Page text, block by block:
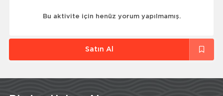
Bu aktivite için henüz yorum yapılmamış.
Satın Al